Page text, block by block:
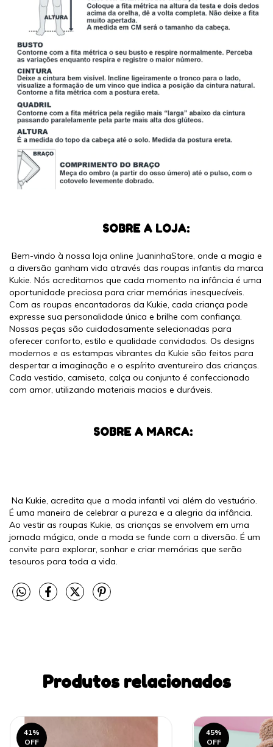
SOBRE A LOJA:
Bem-vindo à nossa loja online JuaninhaStore, onde a magia e
a diversão ganham vida através das roupas infantis da marca
Kukie. Nós acreditamos que cada momento na infância é uma
oportunidade preciosa para criar memórias inesquecíveis.
Com as roupas encantadoras da Kukie, cada criança pode
expresse sua personalidade única e brilhe com confiança.
Nossas peças são cuidadosamente selecionadas para
oferecer conforto, estilo e qualidade convidados. Os designs
modernos e as estampas vibrantes da Kukie são feitos para
despertar a imaginação e o espírito aventureiro das crianças.
Cada vestido, camiseta, calça ou conjunto é confeccionado
com amor, utilizando materiais macios e duráveis.
SOBRE A MARCA:
Na Kukie, acredita que a moda infantil vai além do vestuário.
É uma maneira de celebrar a pureza e a alegria da infância.
Ao vestir as roupas Kukie, as crianças se envolvem em uma
jornada mágica, onde a moda se funde com a diversão. É um
convite para explorar, sonhar e criar memórias que serão
tesouros para toda a vida.
Produtos relacionados
41%
OFF
45%
OFF